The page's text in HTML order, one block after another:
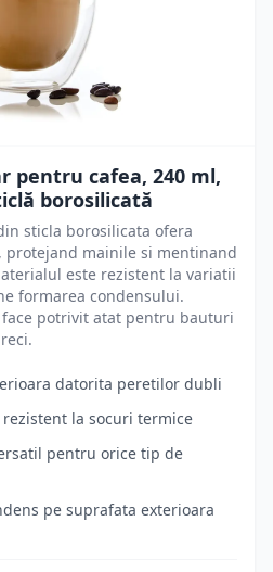
pentru cafea, 240 ml,
borosilicată
sticla borosilicata ofera
protejand mainile si mentinand
este rezistent la variatii
formarea condensului.
face potrivit atat pentru bauturi
datorita peretilor dubli
la socuri termice
pentru orice tip de
pe suprafata exterioara